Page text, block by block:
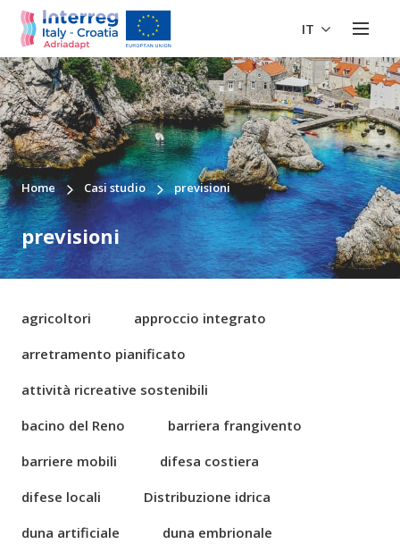
IT
Home Casi studio previsioni
previsioni
agricoltori
approccio integrato
arretramento pianificato
attività ricreative sostenibili
bacino del Reno
barriera frangivento
barriere mobili
difesa costiera
difese locali
Distribuzione idrica
duna artificiale
duna embrionale